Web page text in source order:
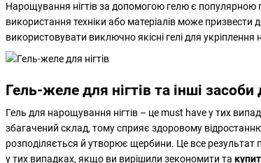
Нарощування нігтів за допомогою гелю є популярною
використання техніки або матеріалів може
використовувати виключно якісні гелі для укріплення
Гель-желе для нігтів та інші
Гель для нарощування нігтів – це must have у тих
збагачений склад, тому сприяє здоровому
розподіляється й утворює щербини. Це все результат
у тих випадках, якщо ви вирішили зекономити та